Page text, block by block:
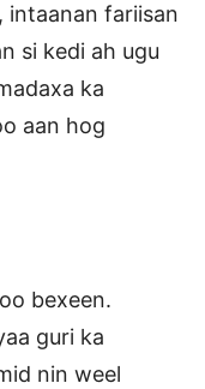
intaanan fariisan
si kedi ah ugu
ka
aan hog
bexeen.
guri ka
nin weel